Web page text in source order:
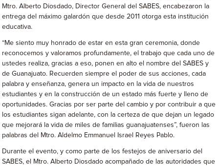
Mtro. Alberto Diosdado, Director General del SABES, encabezaron la
entrega del máximo galardón que desde 2011 otorga esta institución
educativa.
“Me siento muy honrado de estar en esta gran ceremonia, donde
reconocemos y valoramos profundamente, el trabajo que cada uno de
ustedes realiza, gracias a eso, ponen en alto el nombre del SABES y
de Guanajuato. Recuerden siempre el poder de sus acciones, cada
palabra y enseñanza, genera un impacto en la vida de nuestros
estudiantes y en la construcción de un estado más fuerte y lleno de
oportunidades. Gracias por ser parte del cambio y por contribuir a que
los estudiantes sigan adelante, con la certeza de que dejan un legado
que mejorará la vida de miles de familias guanajuatenses”, fueron las
palabras del Mtro. Aldelmo Emmanuel Israel Reyes Pablo.
Durante el evento, y como parte de los festejos de aniversario del
SABES, el Mtro. Alberto Diosdado acompañado de las autoridades que